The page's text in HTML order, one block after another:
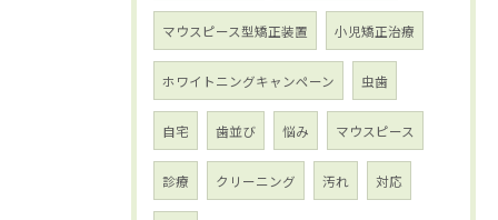
マウスピース型矯正装置 小児矯正治療
ホワイトニングキャンペーン 虫歯
自宅 歯並び 悩み マウスピース
診療 クリーニング 汚れ 対応